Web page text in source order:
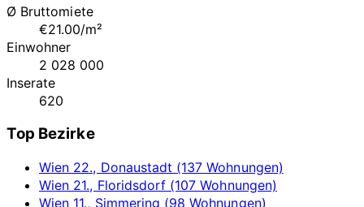
Ø Bruttomiete
€21.00/m²
Einwohner
2 028 000
Inserate
620
Top Bezirke
Wien 22., Donaustadt (137 Wohnungen)
Wien 21., Floridsdorf (107 Wohnungen)
Wien 11., Simmering (98 Wohnungen)